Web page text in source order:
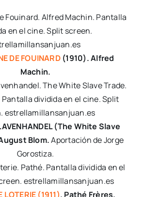
DE FOUINARD(1910). Alfred
Machin.
(The White Slave
Blom.Aportación de Jorge
Gorostiza.
LOTERIE (1911). Pathé Frères.